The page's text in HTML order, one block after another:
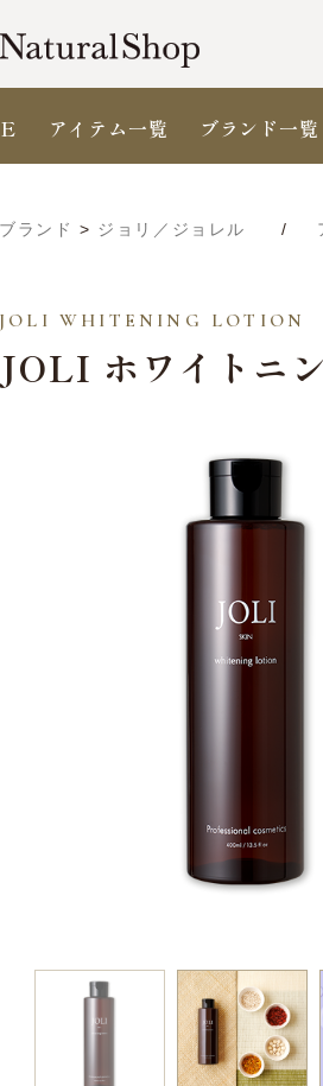
アイテム一覧 ブランド一覧
ブランド > ジョリ／ジョレル
JOLI WHITENING LOTION
JOLI ホワイトニ